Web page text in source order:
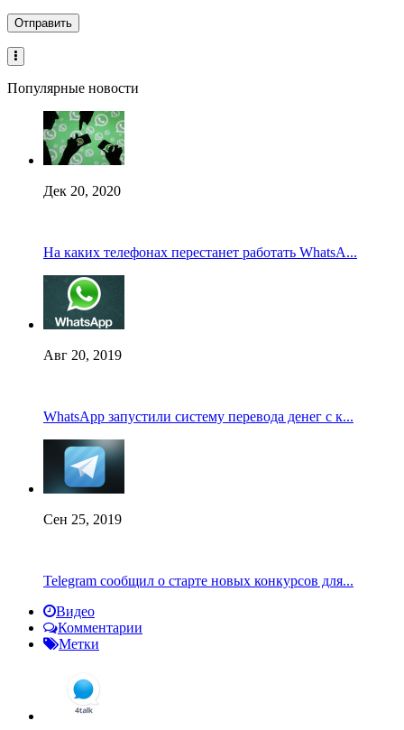
Популярные новости
Дек 20, 2020
На каких телефонах перестанет работать WhatsA...
Авг 20, 2019
WhatsApp запустили систему перевода денег с к...
Сен 25, 2019
Telegram сообщил о старте новых конкурсов для...
Видео
Комментарии
Метки